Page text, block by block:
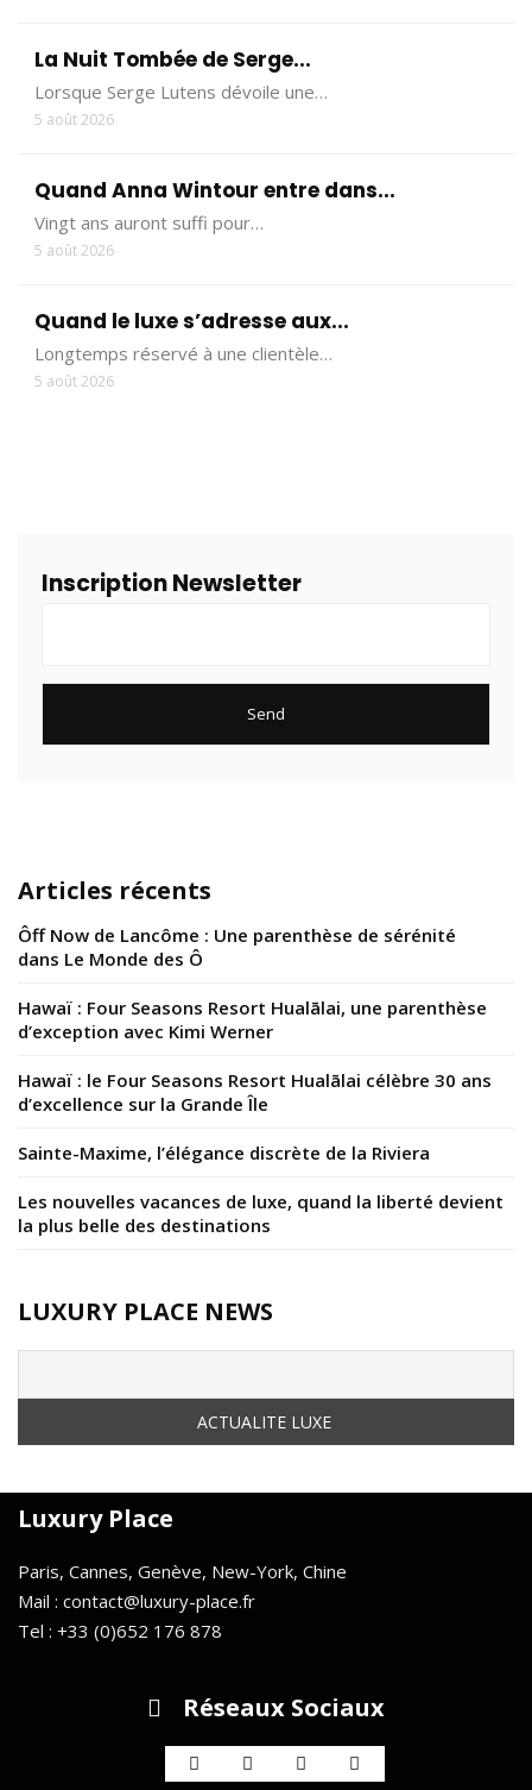
La Nuit Tombée de Serge...
Lorsque Serge Lutens dévoile une…
5 août 2026
Quand Anna Wintour entre dans...
Vingt ans auront suffi pour…
5 août 2026
Quand le luxe s’adresse aux...
Longtemps réservé à une clientèle…
5 août 2026
Inscription Newsletter
Articles récents
Ôff Now de Lancôme : Une parenthèse de sérénité
dans Le Monde des Ô
Hawaï : Four Seasons Resort Hualālai, une parenthèse
d’exception avec Kimi Werner
Hawaï : le Four Seasons Resort Hualālai célèbre 30 ans
d’excellence sur la Grande Île
Sainte-Maxime, l’élégance discrète de la Riviera
Les nouvelles vacances de luxe, quand la liberté devient
la plus belle des destinations
LUXURY PLACE NEWS
Luxury Place
Paris, Cannes, Genève, New-York, Chine
Mail : contact@luxury-place.fr
Tel : +33 (0)652 176 878
Réseaux Sociaux